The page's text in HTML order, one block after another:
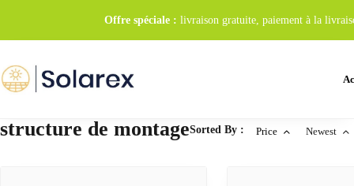
Offre spéciale : livraison gratuite, paiement à la
structure de montageSorted By : Price Newest